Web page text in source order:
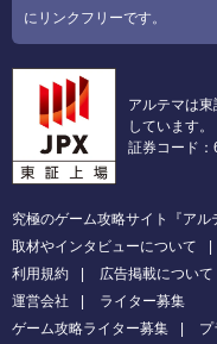
にリンクフリーです。
アルテマは
しています。
証券コード
究極のゲーム攻略サイト『アル
取材やインタビューについて
利用規約
広告掲載について
運営会社
ライター募集
ゲーム攻略ライター募集
プ